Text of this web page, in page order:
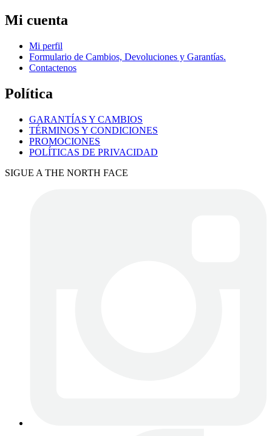
Mi cuenta
Mi perfil
Formulario de Cambios, Devoluciones y Garantías.
Contactenos
Política
GARANTÍAS Y CAMBIOS
TÉRMINOS Y CONDICIONES
PROMOCIONES
POLÍTICAS DE PRIVACIDAD
SIGUE A THE NORTH FACE